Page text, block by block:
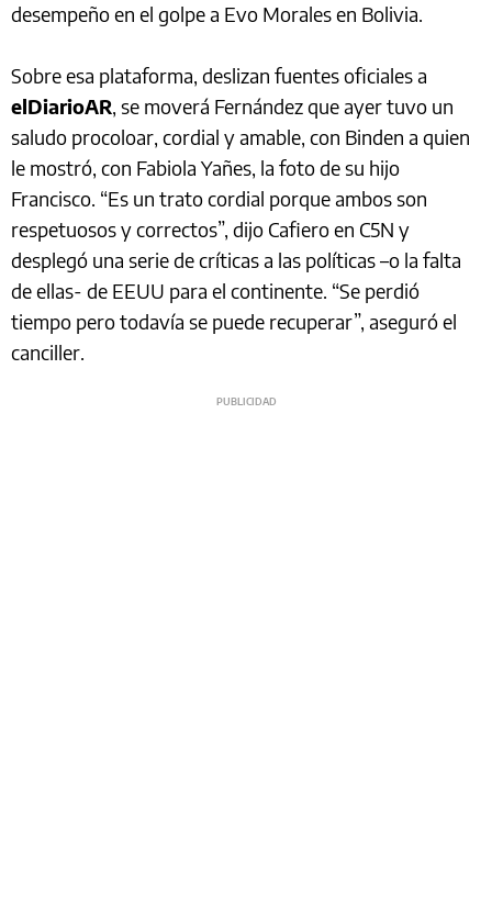
desempeño en el golpe a Evo Morales en Bolivia.
Sobre esa plataforma, deslizan fuentes oficiales a
elDiarioAR, se moverá Fernández que ayer tuvo un
saludo procoloar, cordial y amable, con Binden a quien
le mostró, con Fabiola Yañes, la foto de su hijo
Francisco. “Es un trato cordial porque ambos son
respetuosos y correctos”, dijo Cafiero en C5N y
desplegó una serie de críticas a las políticas –o la falta
de ellas- de EEUU para el continente. “Se perdió
tiempo pero todavía se puede recuperar”, aseguró el
canciller.